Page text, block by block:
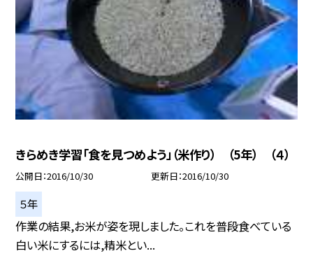
きらめき学習「食を見つめよう」（米作り） （5年） （４）
公開日 2016/10/30 更新日 2016/10/30
５年
作業の結果,お米が姿を現しました。これを普段食べている
白い米にするには,精米とい...